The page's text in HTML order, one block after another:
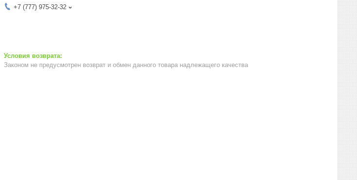
+7 (777) 975-32-32
Законом не предусмотрен возврат и обмен данного товара надлежащего качества